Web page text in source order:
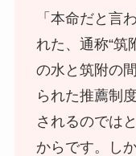
「本命だと言
れた、通称“筑
の水と筑附の
られた推薦制度
されるのでは
からです。し